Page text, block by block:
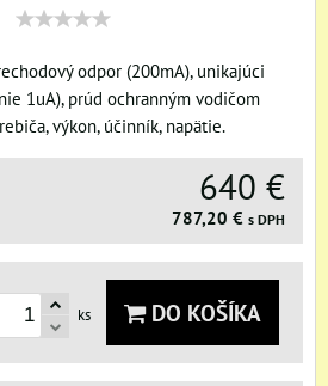
odpor (200mA), unikajúci
1uA), prúd ochranným vodičom
výkon, účinník, napätie.
640 €
787,20 € s DPH
ks DO KOŠÍKA